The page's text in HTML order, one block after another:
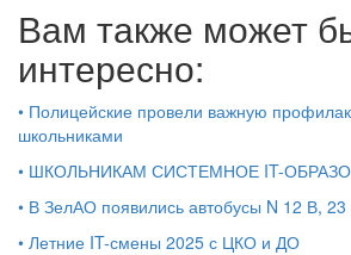
Вам также может
интересно:
• Полицейские провели важную
школьниками
• ШКОЛЬНИКАМ СИСТЕМНОЕ IT-
• В ЗелАО появились автобусы N 12 В,
• Летние IT-смены 2025 с ЦКО и ДО